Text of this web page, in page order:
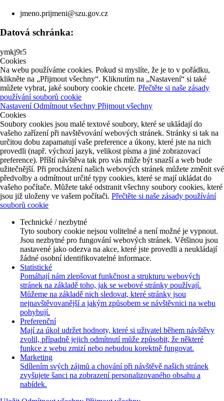
jmeno.prijmeni@szu.gov.cz
Datová schránka:
ymkj9r5
Cookies
Na webu používáme cookies. Pokud si myslíte, že je to v pořádku,
klikněte na „Přijmout všechny“. Kliknutím na „Nastavení“ si také
můžete vybrat, jaké soubory cookie chcete. Přečtěte si naše zásady
používání souborů cookie
NastaveníOdmítnout všechny Přijmout všechny
Cookies
Soubory cookies jsou malé textové soubory, které se ukládají do
vašeho zařízení při navštěvování webových stránek. Stránky si tak na
určitou dobu zapamatují vaše preference a úkony, které jste na nich
provedli (např. výchozí jazyk, velikost písma a jiné zobrazovací
preference). Příští návštěva tak pro vás může být snazší a web bude
užitečnější. Při procházení našich webových stránek můžete změnit své
předvolby a odmítnout určité typy cookies, které se mají ukládat do
vašeho počítače. Můžete také odstranit všechny soubory cookies, které
jsou již uloženy ve vašem počítači. Přečtěte si naše zásady používání
souborů cookie
Technické / nezbytné
Tyto soubory cookie nejsou volitelné a není možné je vypnout.
Jsou nezbytné pro fungování webových stránek. Většinou jsou
nastavené jako odezva na akce, které jste provedli a neukládají
žádné osobní identifikovatelné informace.
Statistické
Pomáhají nám zlepšovat funkčnost a strukturu webových
stránek na základě toho, jak se webové stránky používají.
Můžeme na základě nich sledovat, které stránky jsou
nejnavštěvovanější a jakým způsobem se návštěvnici na webu
pohybují.
Preferenční
Mají za úkol udržet hodnoty, které si uživatel během návštěvy
zvolil, případně jejich odmítnutí může způsobit, že některé
funkce z webu zmizí nebo nebudou korektně fungovat.
Marketing
Sdílením svých zájmů a chování při návštěvě našich stránek
zvyšujete šanci na zobrazení personalizovaného obsahu a
nabídek.